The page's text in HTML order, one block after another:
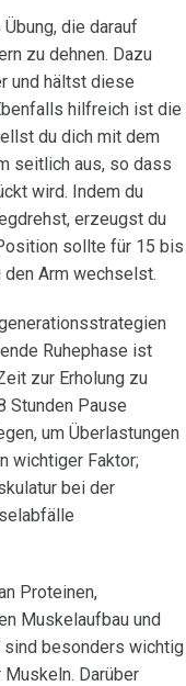
die darauf
zu dehnen. Dazu
und hältst diese
hilfreich ist die
du dich mit dem
seitlich aus, so dass
wird. Indem du
erzeugst du
sollte für 15 bis
den Arm wechselst.
Ruhephase ist
zur Erholung zu
Stunden Pause
um Überlastungen
wichtiger Faktor;
bei der
Proteinen,
Muskelaufbau und
besonders wichtig
Darüber